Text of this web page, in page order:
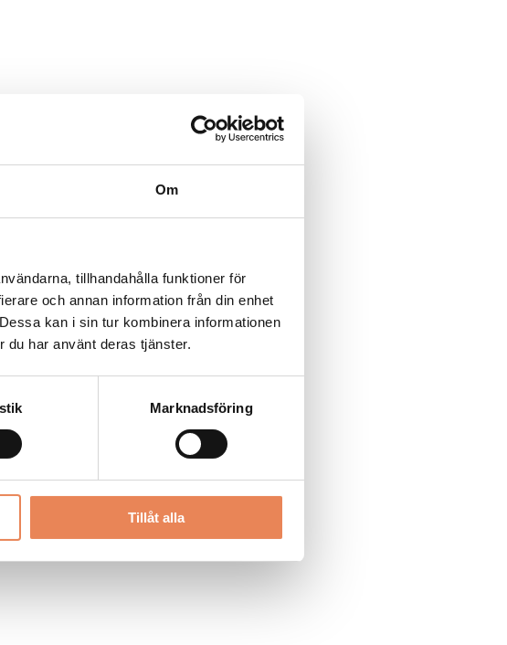
Om
tillhandahålla funktioner för
och annan information från din enhet
kan i sin tur kombinera informationen
du har använt deras tjänster.
Marknadsföring
Tillåt alla